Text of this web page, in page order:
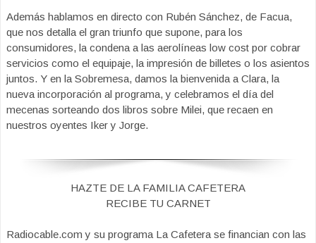
Además hablamos en directo con Rubén Sánchez, de Facua,
que nos detalla el gran triunfo que supone, para los
consumidores, la condena a las aerolíneas low cost por cobrar
servicios como el equipaje, la impresión de billetes o los asientos
juntos. Y en la Sobremesa, damos la bienvenida a Clara, la
nueva incorporación al programa, y celebramos el día del
mecenas sorteando dos libros sobre Milei, que recaen en
nuestros oyentes Iker y Jorge.
HAZTE DE LA FAMILIA CAFETERA
RECIBE TU CARNET
Radiocable.com y su programa La Cafetera se financian con las